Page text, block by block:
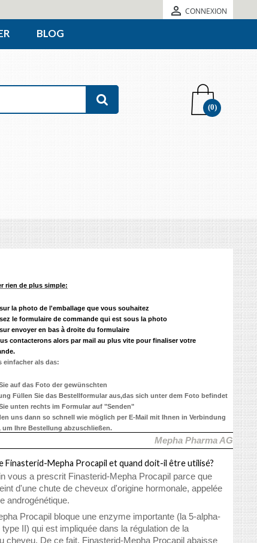
 CONNEXION
BLOG
(0)
rien de plus simple:
la photo de l'emballage que vous souhaitez
le formulaire de commande qui est sous la photo
envoyer en bas à droite du formulaire
contacterons alors par mail au plus vite pour finaliser votre
einfacher als das:
auf das Foto der gewünschten
Füllen Sie das Bestellformular aus,das sich unter dem Foto befindet
unten rechts im Formular auf "Senden"
uns dann so schnell wie möglich per E-Mail mit Ihnen in Verbindung
um Ihre Bestellung abzuschließen.
Mepha Pharma AG
Finasterid-Mepha Procapil et quand doit-il être utilisé?
vous a prescrit Finasterid-Mepha Procapil parce que
d'une chute de cheveux d'origine hormonale, appelée
androgénétique.
Procapil bloque une enzyme importante (la 5-alpha-
II) qui est impliquée dans la régulation de la
cheveu. De ce fait, Finasterid-Mepha Procapil abaisse